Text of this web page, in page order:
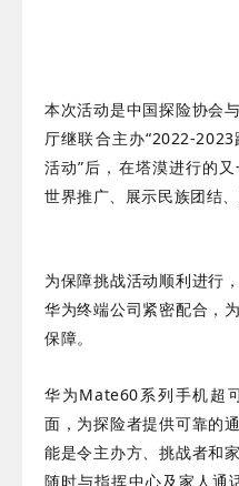
本次活动是中国探险协会
厅继联合主办“2022-
活动”后，在塔漠进行的
世界推广、展示民族团结
为保障挑战活动顺利进行
华为终端公司紧密配合，
保障。
华为Mate60系列手机超
面，为探险者提供可靠的
能是令主办方、挑战者和
随时与指挥中心及家人通